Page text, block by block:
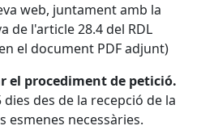
web, juntament amb la
de l'article 28.4 del RDL
el document PDF adjunt)
el procediment de petició.
des de la recepció de la
esmenes necessàries.